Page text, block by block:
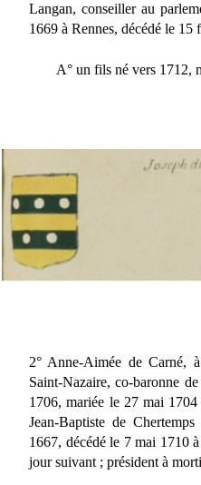
Langan, conseiller au
1669 à Rennes, décédé le 15
A° un fils né vers 1712,
2° Anne-Aimée de Carné,
Saint-Nazaire, co-baronne
1706, mariée le 27 mai
Jean-Baptiste de
1667, décédé le 7 mai 1710
jour suivant ; président à